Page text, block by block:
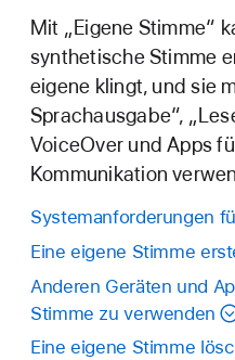
Mit „Eigene Stimme“
synthetische Stimme
eigene klingt, und sie
Sprachausgabe“,
VoiceOver und Apps
Kommunikation
Systemanforderungen
Eine eigene Stimme
Anderen Geräten und
Stimme zu verwenden
Eine eigene Stimme